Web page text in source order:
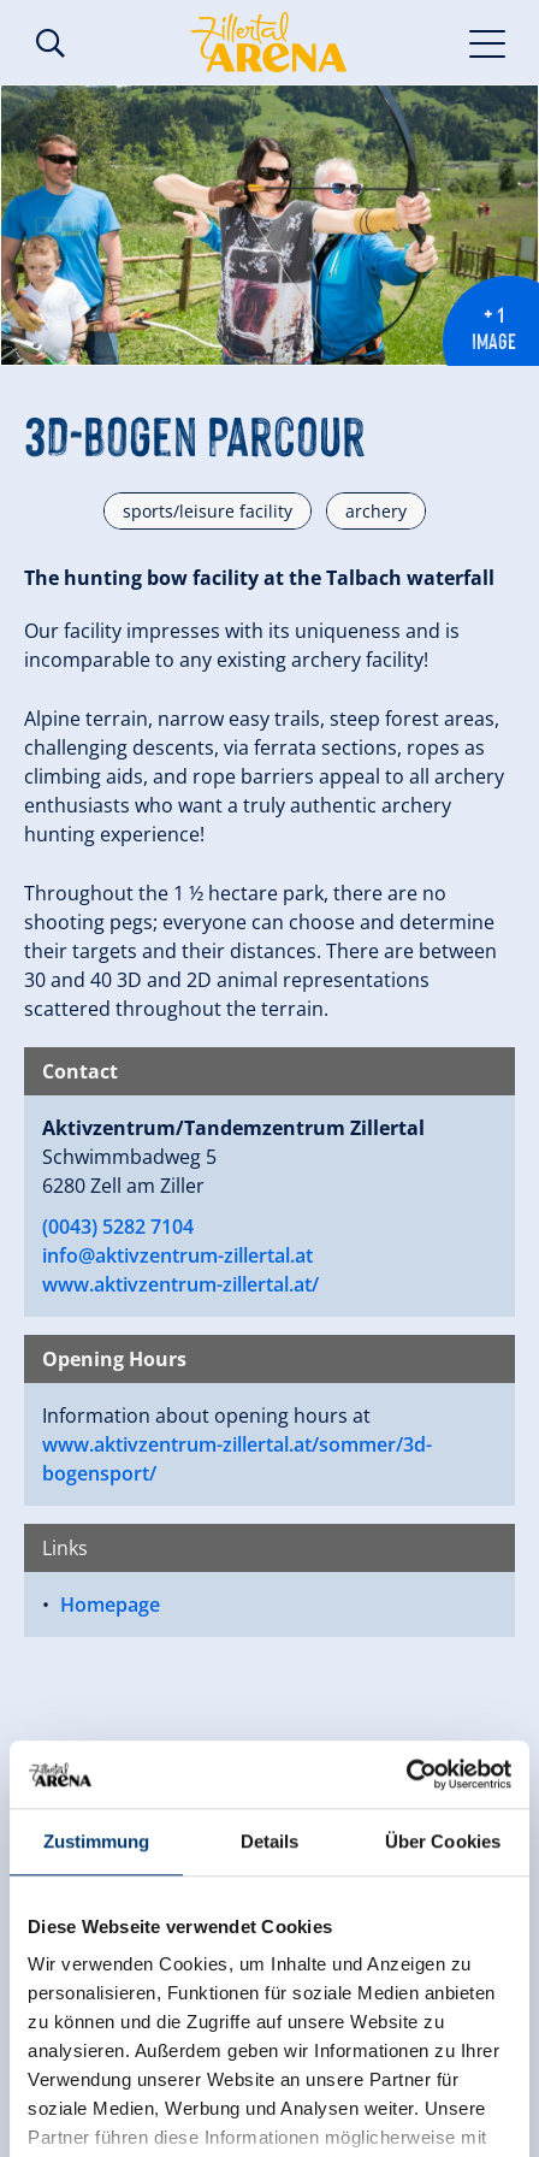
Zustimmung Details Über Cookies
Diese Webseite verwendet Cookies
Wir verwenden Cookies, um Inhalte und Anzeigen zu
personalisieren, Funktionen für soziale Medien anbieten
zu können und die Zugriffe auf unsere Website zu
analysieren. Außerdem geben wir Informationen zu Ihrer
Verwendung unserer Website an unsere Partner für
soziale Medien, Werbung und Analysen weiter. Unsere
Partner führen diese Informationen möglicherweise mit
+ 1
IMAGE
3D-Bogen Parcour
sports/leisure facility archery
The hunting bow facility at the Talbach waterfall
Our facility impresses with its uniqueness and is
incomparable to any existing archery facility!
Alpine terrain, narrow easy trails, steep forest areas,
challenging descents, via ferrata sections, ropes as
climbing aids, and rope barriers appeal to all archery
enthusiasts who want a truly authentic archery
hunting experience!
Throughout the 1 ½ hectare park, there are no
shooting pegs; everyone can choose and determine
their targets and their distances. There are between
30 and 40 3D and 2D animal representations
scattered throughout the terrain.
Contact
Aktivzentrum/Tandemzentrum Zillertal
Schwimmbadweg 5
6280 Zell am Ziller
(0043) 5282 7104
info@aktivzentrum-zillertal.at
www.aktivzentrum-zillertal.at/
Opening Hours
Information about opening hours at
www.aktivzentrum-zillertal.at/sommer/3d-
bogensport/
Links
Homepage